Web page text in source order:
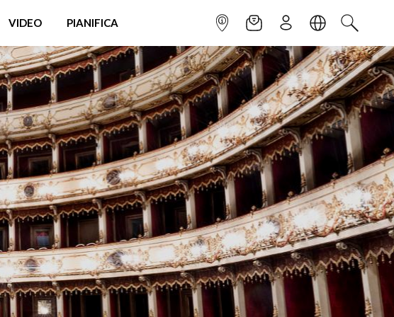
VIDEO PIANIFICA INFOPOINTNEWSLETTER
ISCRIVITILINGUACERCA